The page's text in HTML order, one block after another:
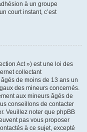
à un groupe
court instant, c’est
Act ») est une loi des
collectant
de moins de 13 ans un
des mineurs concernés.
aux mineurs âgés de
conseillons de contacter
Veuillez noter que phpBB
pas vous proposer
à ce sujet, excepté